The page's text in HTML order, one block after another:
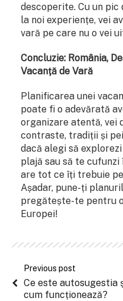
descoperite. Cu un
la noi experiențe, vei
vară pe care nu o vei
Concluzie: România,
Vacanță de Vară
Planificarea unei
poate fi o adevărată
organizare atentă, vei
contraste, tradiții și
dacă alegi să
plajă sau să te
are tot ce îți trebuie
Așadar, pune-ți
pregătește-te pentru
Europei!
Previous post
Ce este autosugestia
cum funcționează?